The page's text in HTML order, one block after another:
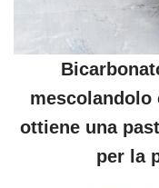
mescolandolo
ottiene una
per la